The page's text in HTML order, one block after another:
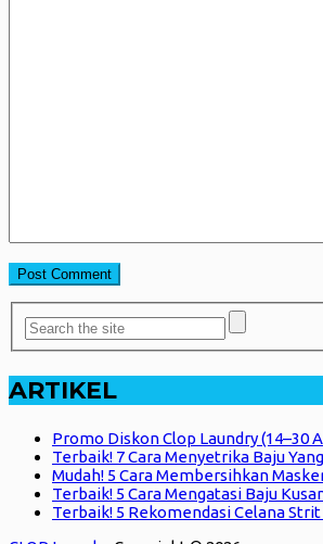
ARTIKEL
Promo Diskon Clop Laundry (14–30
Terbaik! 7 Cara Menyetrika Baju
Mudah! 5 Cara Membersihkan
Terbaik! 5 Cara Mengatasi Baju
Terbaik! 5 Rekomendasi Celana